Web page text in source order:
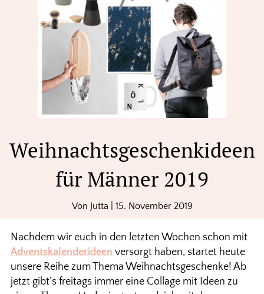
Weihnachtsgeschenkideen
für Männer 2019
Von Jutta 15. November 2019
Nachdem wir euch in den letzten Wochen schon mit
Adventskalenderideen versorgt haben, startet heute
unsere Reihe zum Thema Weihnachtsgeschenke! Ab
jetzt gibt’s freitags immer eine Collage mit Ideen zu